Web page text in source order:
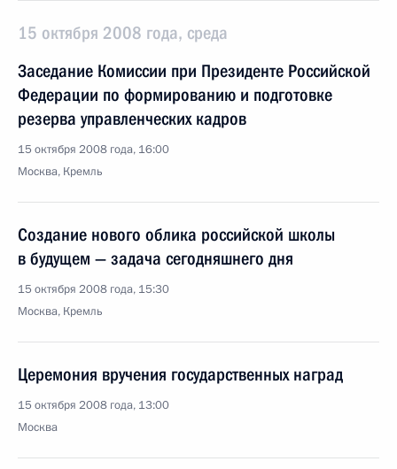
15 октября 2008 года, среда
Заседание Комиссии при Президенте Российской
Федерации по формированию и подготовке
резерва управленческих кадров
15 октября 2008 года, 16:00
Москва, Кремль
Создание нового облика российской школы
в будущем — задача сегодняшнего дня
15 октября 2008 года, 15:30
Москва, Кремль
Церемония вручения государственных наград
15 октября 2008 года, 13:00
Москва